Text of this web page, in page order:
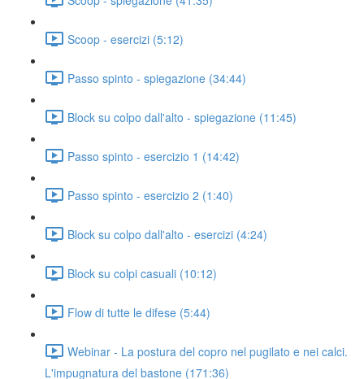
Scoop - esercizi (5:12)
Passo spinto - spiegazione (34:44)
Block su colpo dall'alto - spiegazione (11:45)
Passo spinto - esercizio 1 (14:42)
Passo spinto - esercizio 2 (1:40)
Block su colpo dall'alto - esercizi (4:24)
Block su colpi casuali (10:12)
Flow di tutte le difese (5:44)
Webinar - La postura del copro nel pugilato e nei calci.
L'impugnatura del bastone (171:36)